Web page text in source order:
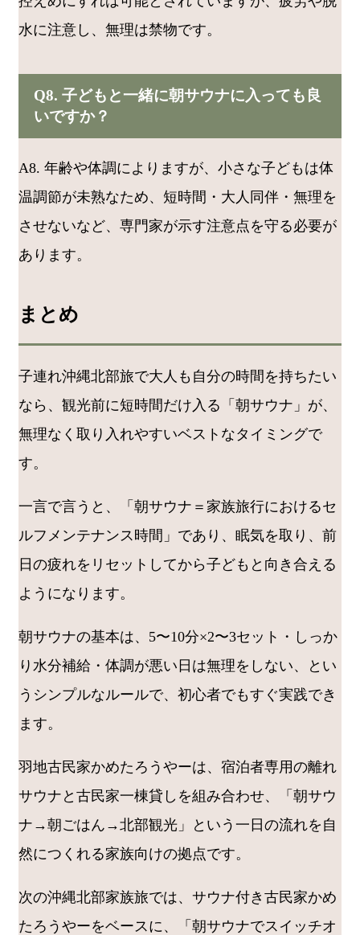
水に注意し、無理は禁物です。
Q8. 子どもと一緒に朝サウナに入っても良
いですか？
A8. 年齢や体調によりますが、小さな子どもは体
温調節が未熟なため、短時間・大人同伴・無理を
させないなど、専門家が示す注意点を守る必要が
あります。
まとめ
子連れ沖縄北部旅で大人も自分の時間を持ちたい
なら、観光前に短時間だけ入る「朝サウナ」が、
無理なく取り入れやすいベストなタイミングで
す。
一言で言うと、「朝サウナ＝家族旅行におけるセ
ルフメンテナンス時間」であり、眠気を取り、前
日の疲れをリセットしてから子どもと向き合える
ようになります。
朝サウナの基本は、5〜10分×2〜3セット・しっか
り水分補給・体調が悪い日は無理をしない、とい
うシンプルなルールで、初心者でもすぐ実践でき
ます。
羽地古民家かめたろうやーは、宿泊者専用の離れ
サウナと古民家一棟貸しを組み合わせ、「朝サウ
ナ→朝ごはん→北部観光」という一日の流れを自
然につくれる家族向けの拠点です。
次の沖縄北部家族旅では、サウナ付き古民家かめ
たろうやーをベースに、「朝サウナでスイッチオ